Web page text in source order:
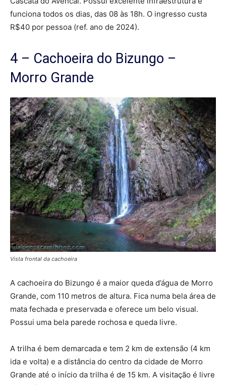
funciona todos os dias, das 08 às 18h. O ingresso custa
R$40 por pessoa (ref. ano de 2024).
4 – Cachoeira do Bizungo –
Morro Grande
Vista frontal da cachoeira
A cachoeira do Bizungo é a maior queda d’água de Morro
Grande, com 110 metros de altura. Fica numa bela área de
mata fechada e preservada e oferece um belo visual.
Possui uma bela parede rochosa e queda livre.
A trilha é bem demarcada e tem 2 km de extensão (4 km
ida e volta) e a distância do centro da cidade de Morro
Grande até o início da trilha é de 15 km. A visitação é livre